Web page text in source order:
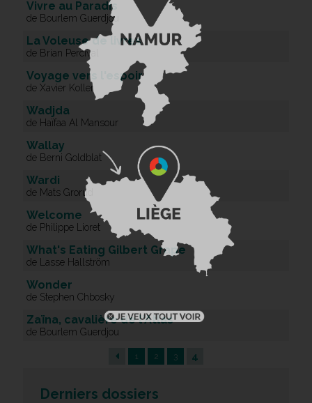
Vivre au Paradis
de Bourlem Guerdjou
La Voleuse de livres
de Brian Percival
Voyage vers l'espoir
de Xavier Koller
Wadjda
de Haïfaa Al Mansour
Wallay
de Berni Goldblat
Wardi
de Mats Grorud
Welcome
de Philippe Lioret
What's Eating Gilbert Grape
de Lasse Hallström
Wonder
de Stephen Chbosky
Zaïna, cavalière de l'Atlas
de Bourlem Guerdjou
1 2 3 4
Derniers dossiers